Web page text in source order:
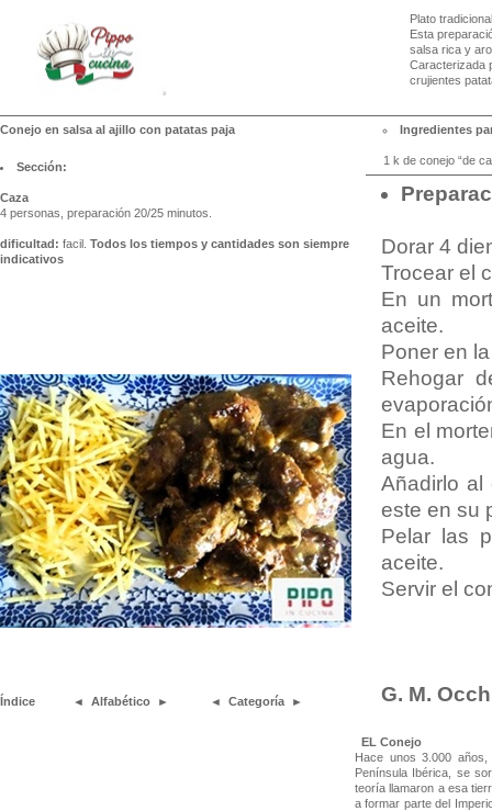
Plato
Esta
salsa rica y
Caracterizada
crujientes
Conejo en salsa al ajillo con patatas paja
Sección:
Caza
4 personas, preparación 20/25 minutos.
dificultad: facil. Todos los tiempos y cantidades son siempre
indicativos
Índice ◄ Alfabético ► ◄ Categoría ►
Ingredientes
1 k de conejo “de
Dorar 4
Trocear el
En un
aceite.
Poner en
Rehogar
En el
agua.
Añadirlo
este en su
Pelar las
aceite.
Servir el
G. M.
EL Conejo
Hace unos 3.000
Península Ibérica, se
teoría llamaron a esa
a formar parte del